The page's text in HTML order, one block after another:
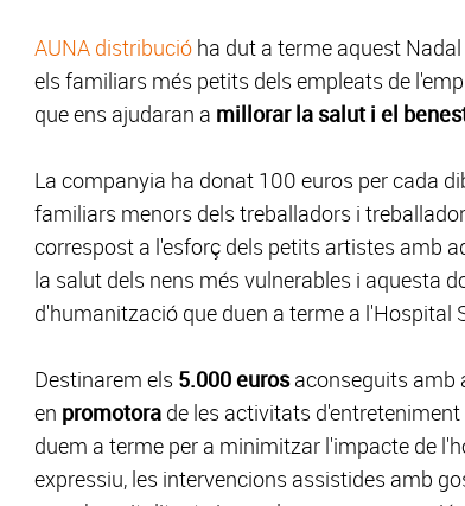
AUNA distribució ha dut a terme aquest
els familiars més petits dels empleats de
que ens ajudaran a millorar la salut i el
La companyia ha donat 100 euros per cada
familiars menors dels treballadors i
correspost a l'esforç dels petits artistes amb
la salut dels nens més vulnerables i aquesta
d'humanització que duen a terme a l'Hospital
Destinarem els 5.000 eurosaconseguits amb
en promotora de les activitats d'entreteniment
duem a terme per a minimitzar l'impacte de
expressiu, les intervencions assistides amb